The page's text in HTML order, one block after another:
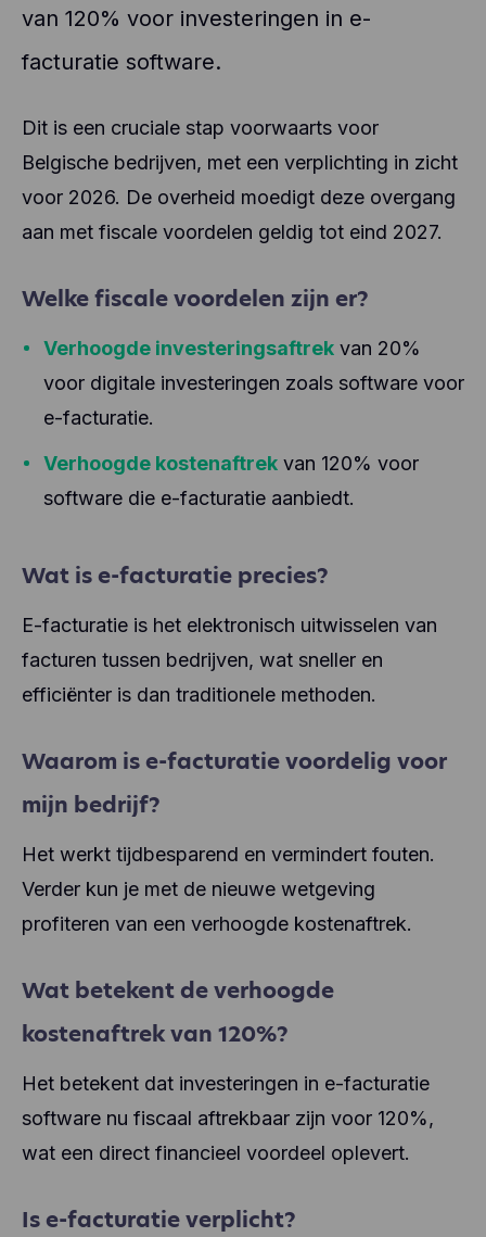
van 120% voor investeringen in e-
facturatie software.
Dit is een cruciale stap voorwaarts voor
Belgische bedrijven, met een verplichting in zicht
voor 2026. De overheid moedigt deze overgang
aan met fiscale voordelen geldig tot eind 2027.
Welke fiscale voordelen zijn er?
Verhoogde investeringsaftrek van 20%
voor digitale investeringen zoals software voor
e-facturatie.
Verhoogde kostenaftrek van 120% voor
software die e-facturatie aanbiedt.
Wat is e-facturatie precies?
E-facturatie is het elektronisch uitwisselen van
facturen tussen bedrijven, wat sneller en
efficiënter is dan traditionele methoden.
Waarom is e-facturatie voordelig voor
mijn bedrijf?
Het werkt tijdbesparend en vermindert fouten.
Verder kun je met de nieuwe wetgeving
profiteren van een verhoogde kostenaftrek.
Wat betekent de verhoogde
kostenaftrek van 120%?
Het betekent dat investeringen in e-facturatie
software nu fiscaal aftrekbaar zijn voor 120%,
wat een direct financieel voordeel oplevert.
Is e-facturatie verplicht?